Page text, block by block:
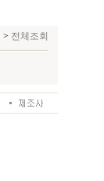
> 전체조회